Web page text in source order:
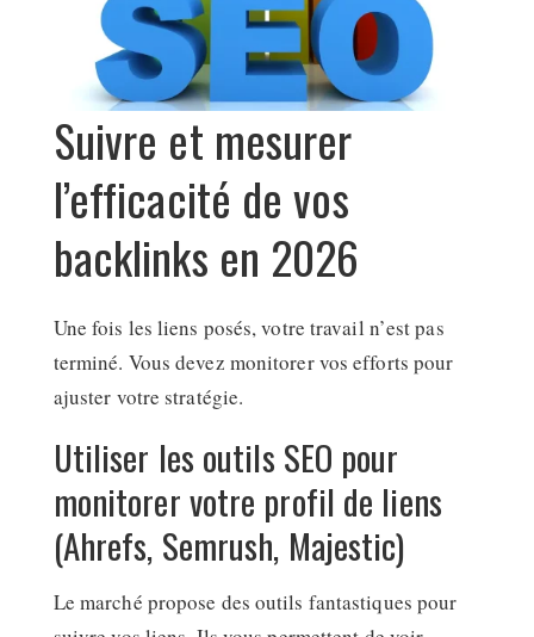
Suivre et mesurer
l’efficacité de vos
backlinks en 2026
Une fois les liens posés, votre travail n’est pas
terminé. Vous devez monitorer vos efforts pour
ajuster votre stratégie.
Utiliser les outils SEO pour
monitorer votre profil de liens
(Ahrefs, Semrush, Majestic)
Le marché propose des outils fantastiques pour